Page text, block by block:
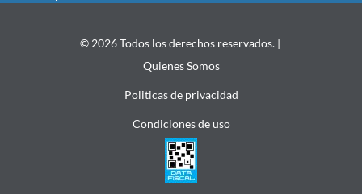
© 2026 Todos los derechos reservados. |
Quienes Somos
Politicas de privacidad
Condiciones de uso